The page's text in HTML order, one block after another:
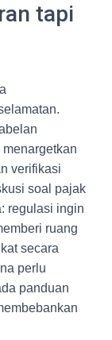
tapi
verifikasi
soal pajak
regulasi ingin
ruang
secara
perlu
panduan